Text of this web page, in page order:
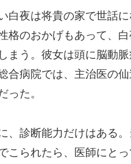
白夜は将貴の家で世話
格のおかげもあって、
まう。彼女は頭に脳動脈
合病院では、主治医の
った。
、診断能力だけはある
こられたら、医師にとっ